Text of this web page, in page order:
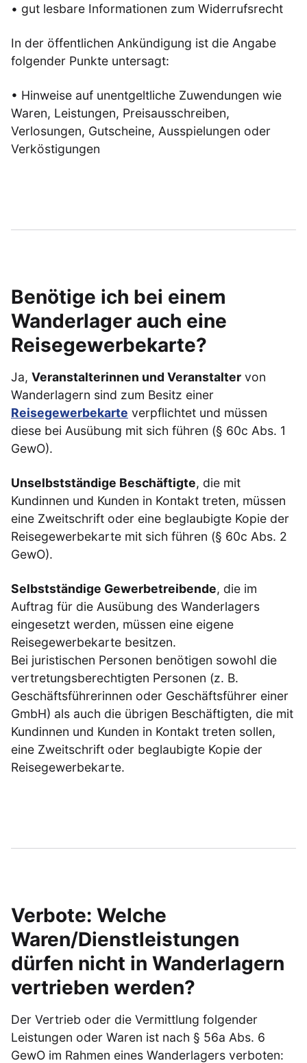
• gut lesbare Informationen zum Widerrufsrecht
In der öffentlichen Ankündigung ist die Angabe
folgender Punkte untersagt:
• Hinweise auf unentgeltliche Zuwendungen wie
Waren, Leistungen, Preisausschreiben,
Verlosungen, Gutscheine, Ausspielungen oder
Verköstigungen
Benötige ich bei einem
Wanderlager auch eine
Reisegewerbekarte?
Ja, Veranstalterinnen und Veranstalter von
Wanderlagern sind zum Besitz einer
Reisegewerbekarte verpflichtet und müssen
diese bei Ausübung mit sich führen (§ 60c Abs. 1
GewO).
Unselbstständige Beschäftigte, die mit
Kundinnen und Kunden in Kontakt treten, müssen
eine Zweitschrift oder eine beglaubigte Kopie der
Reisegewerbekarte mit sich führen (§ 60c Abs. 2
GewO).
Selbstständige Gewerbetreibende, die im
Auftrag für die Ausübung des Wanderlagers
eingesetzt werden, müssen eine eigene
Reisegewerbekarte besitzen.
Bei juristischen Personen benötigen sowohl die
vertretungsberechtigten Personen (z. B.
Geschäftsführerinnen oder Geschäftsführer einer
GmbH) als auch die übrigen Beschäftigten, die mit
Kundinnen und Kunden in Kontakt treten sollen,
eine Zweitschrift oder beglaubigte Kopie der
Reisegewerbekarte.
Verbote: Welche
Waren/Dienstleistungen
dürfen nicht in Wanderlagern
vertrieben werden?
Der Vertrieb oder die Vermittlung folgender
Leistungen oder Waren ist nach § 56a Abs. 6
GewO im Rahmen eines Wanderlagers verboten: